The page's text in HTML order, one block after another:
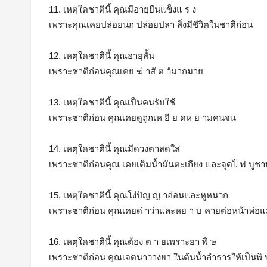
11. เหตุใดชาตินี้ คุณมีอายุยืนแข็งแ ร ง
เพราะคุณเคยปล่อยนก ปล่อยปลา สิ่งมีชีวิตในชาติก่อน
12. เหตุใดชาตินี้ คุณอายุสั้น
เพราะชาติก่อนคุณเคย ฆ่ าสั ต ว์มากมาย
13. เหตุใดชาตินี้ คุณเป็นคนรับใช้
เพราะชาติก่อน คุณเคยดูถูกเห ยี ย ดห ย ามคนจน
14. เหตุใดชาตินี้ คุณมีดวงตาสดใส
เพราะชาติก่อนคุณ เคยเติมน้ำมันตะเกียง และจุดไ ฟ บูชา
15. เหตุใดชาตินี้ คุณโง่ปัญ ญ าอ่อนและหูหนวก
เพราะชาติก่อน คุณเคยด่ าว่าและหย า บ คายต่อหน้าพ่อ
16. เหตุใดชาตินี้ คุณต้อง ต า ยเพราะยา พิ ษ
เพราะชาติก่อน คุณเจตนาวางยา ในต้นน้ำลำธารให้เป็นพิ